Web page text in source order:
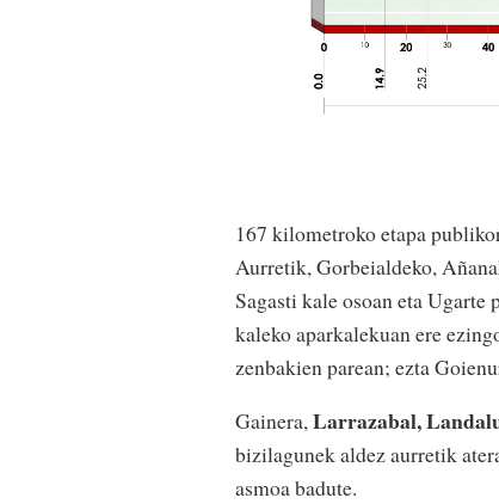
167 kilometroko etapa
Aurretik, Gorbeialdeko,
Sagasti kale osoan eta Ugarte
kaleko aparkalekuan ere
zenbakien parean; ezta
Gainera,Larrazabal,
bizilagunek aldez aurretik
asmoa badute.